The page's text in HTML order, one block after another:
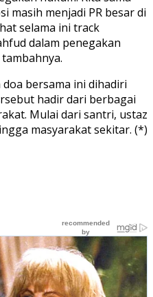
masih menjadi PR besar di
selama ini track
dalam penegakan
bersama ini dihadiri
hadir dari berbagai
Mulai dari santri, ustaz
masyarakat sekitar. (*)